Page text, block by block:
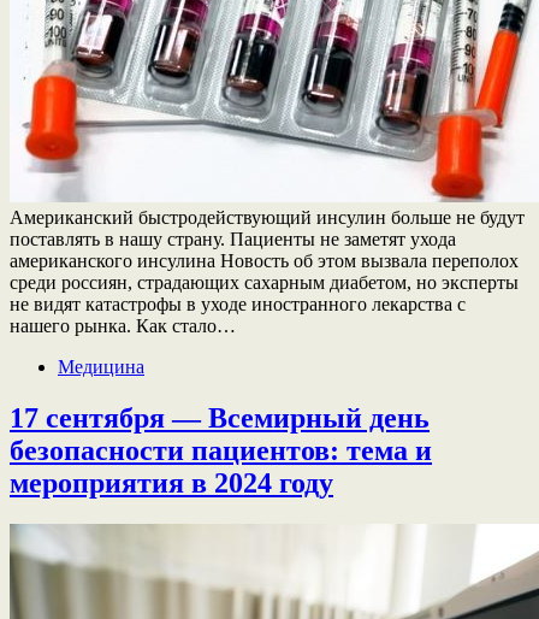
Американский быстродействующий инсулин больше не будут
поставлять в нашу страну. Пациенты не заметят ухода
американского инсулина Новость об этом вызвала переполох
среди россиян, страдающих сахарным диабетом, но эксперты
не видят катастрофы в уходе иностранного лекарства с
нашего рынка. Как стало…
Медицина
17 сентября — Всемирный день
безопасности пациентов: тема и
мероприятия в 2024 году